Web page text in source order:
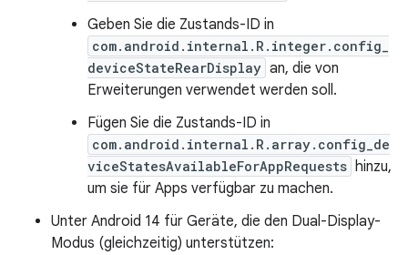
Geben Sie die Zustands-ID in
com.android.internal.R.integer.config_
deviceStateRearDisplay an, die von
Erweiterungen verwendet werden soll.
Fügen Sie die Zustands-ID in
com.android.internal.R.array.config_de
viceStatesAvailableForAppRequests hinzu,
um sie für Apps verfügbar zu machen.
Unter Android 14 für Geräte, die den Dual-Display-
Modus (gleichzeitig) unterstützen: